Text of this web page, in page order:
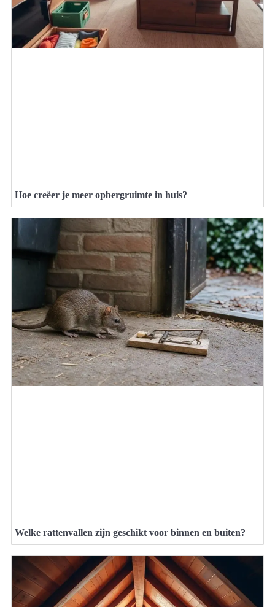
Hoe creëer je meer opbergruimte in huis?
Welke rattenvallen zijn geschikt voor binnen en buiten?